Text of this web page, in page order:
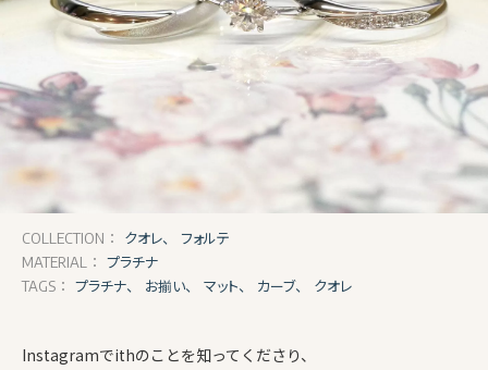
COLLECTION： クオレ、 フォルテ
MATERIAL： プラチナ
TAGS： プラチナ、 お揃い、 マット、 カーブ、 クオレ
Instagramでithのことを知ってくださり、